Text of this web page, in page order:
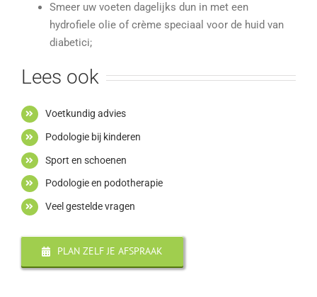
Smeer uw voeten dagelijks dun in met een
hydrofiele olie of crème speciaal voor de huid van
diabetici;
Lees ook
Voetkundig advies
Podologie bij kinderen
Sport en schoenen
Podologie en podotherapie
Veel gestelde vragen
PLAN ZELF JE AFSPRAAK